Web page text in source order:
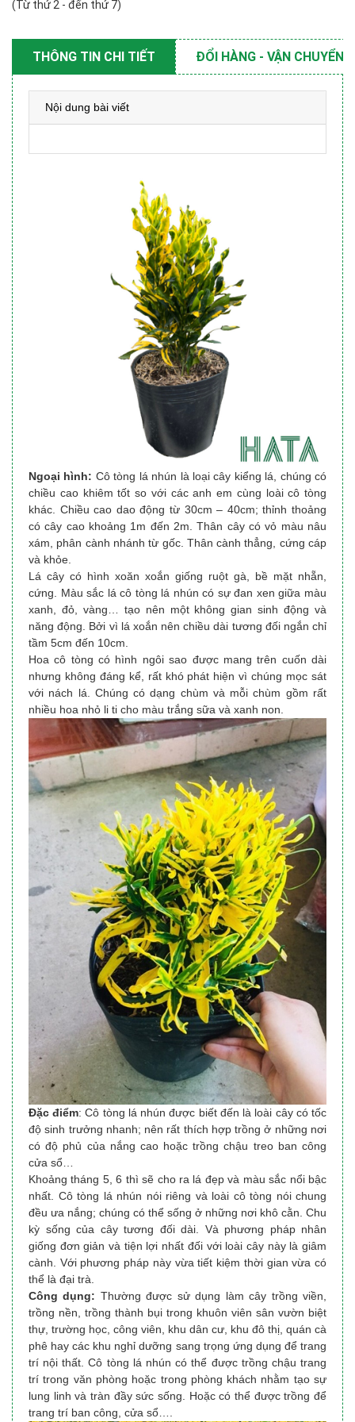
(Từ thứ 2 - đến thứ 7)
THÔNG TIN CHI TIẾT ĐỔI HÀNG - VẬN CHUYỂN
Nội dung bài viết
Ngoại hình: Cô tòng lá nhún là loại cây kiểng lá, chúng có
chiều cao khiêm tốt so với các anh em cùng loài cô tòng
khác. Chiều cao dao động từ 30cm – 40cm; thỉnh thoảng
có cây cao khoảng 1m đến 2m. Thân cây có vỏ màu nâu
xám, phân cành nhánh từ gốc. Thân cành thẳng, cứng cáp
và khỏe.
Lá cây có hình xoăn xoắn giống ruột gà, bề mặt nhẵn,
cứng. Màu sắc lá cô tòng lá nhún có sự đan xen giữa màu
xanh, đỏ, vàng… tạo nên một không gian sinh động và
năng động. Bởi vì lá xoắn nên chiều dài tương đối ngắn chỉ
tầm 5cm đến 10cm.
Hoa cô tòng có hình ngôi sao được mang trên cuốn dài
nhưng không đáng kể, rất khó phát hiện vì chúng mọc sát
với nách lá. Chúng có dạng chùm và mỗi chùm gồm rất
nhiều hoa nhỏ li ti cho màu trắng sữa và xanh non.
Đặc điểm: Cô tòng lá nhún được biết đến là loài cây có tốc
độ sinh trưởng nhanh; nên rất thích hợp trồng ở những nơi
có độ phủ của nắng cao hoặc trồng chậu treo ban công
cửa sổ…
Khoảng tháng 5, 6 thì sẽ cho ra lá đẹp và màu sắc nổi bậc
nhất. Cô tòng lá nhún nói riêng và loài cô tòng nói chung
đều ưa nắng; chúng có thể sống ở những nơi khô cằn. Chu
kỳ sống của cây tương đối dài. Và phương pháp nhân
giống đơn giản và tiện lợi nhất đối với loài cây này là giâm
cành. Với phương pháp này vừa tiết kiệm thời gian vừa có
thể là đại trà.
Công dụng: Thường được sử dụng làm cây trồng viền,
trồng nền, trồng thành bụi trong khuôn viên sân vườn biệt
thự, trường học, công viên, khu dân cư, khu đô thị, quán cà
phê hay các khu nghỉ dưỡng sang trọng ứng dụng để trang
trí nội thất. Cô tòng lá nhún có thể được trồng chậu trang
trí trong văn phòng hoặc trong phòng khách nhằm tạo sự
lung linh và tràn đầy sức sống. Hoặc có thể được trồng để
trang trí ban công, cửa sổ….